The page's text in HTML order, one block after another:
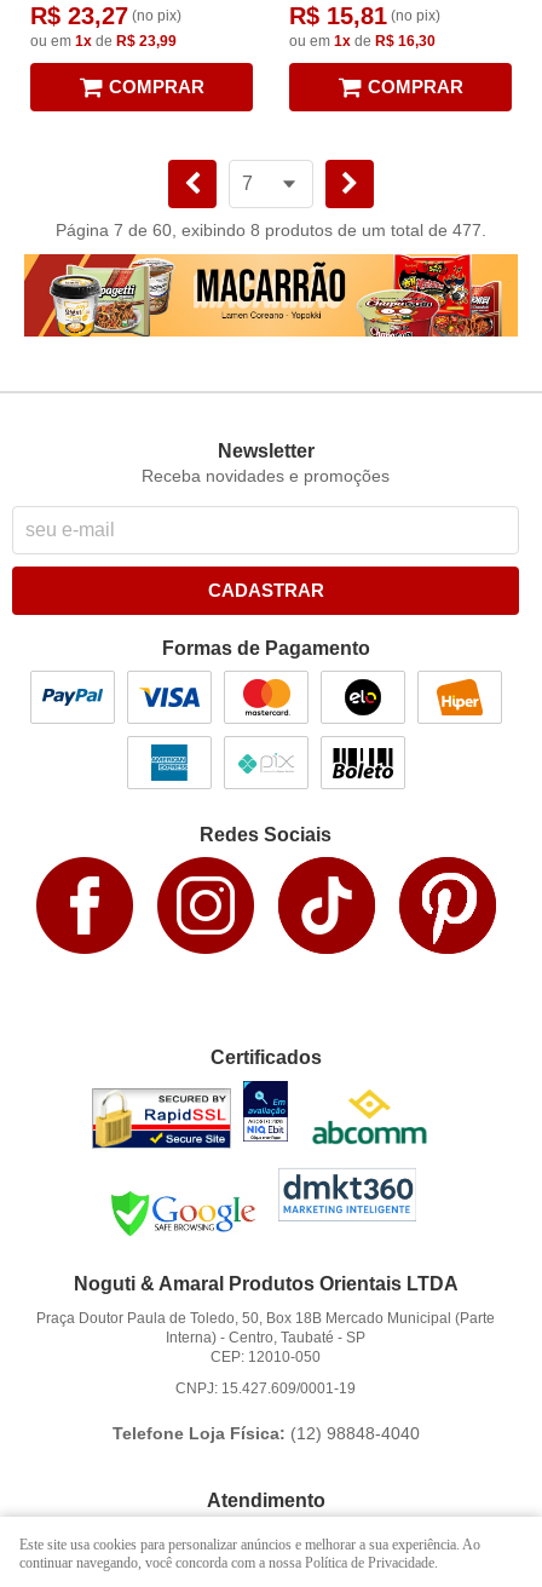
R$ 23,27 (no pix)
ou em 1x de R$ 23,99
COMPRAR
R$ 15,81 (no pix)
ou em 1x de R$ 16,30
COMPRAR
Página 7 de 60, exibindo 8 produtos de um total de 477.
Newsletter
Receba novidades e promoções
CADASTRAR
Formas de Pagamento
Redes Sociais
Certificados
Noguti & Amaral Produtos Orientais LTDA
Praça Doutor Paula de Toledo, 50, Box 18B Mercado Municipal (Parte
Interna) -Centro, Taubaté -SP
CEP: 12010-050
CNPJ: 15.427.609/0001-19
Telefone Loja Física: (12) 98848-4040
Atendimento
(12) 3621-6262
(12)98848-4040
Este site usa cookies para personalizar anúncios e melhorar a sua experiência. Ao
continuar navegando, você concorda com a nossa Política de Privacidade.